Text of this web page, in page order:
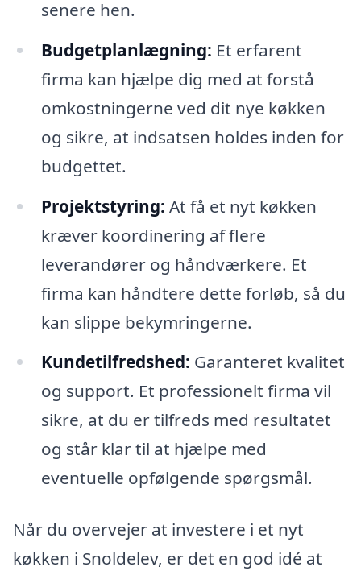
senere hen.
Budgetplanlægning: Et erfarent
firma kan hjælpe dig med at forstå
omkostningerne ved dit nye køkken
og sikre, at indsatsen holdes inden for
budgettet.
Projektstyring: At få et nyt køkken
kræver koordinering af flere
leverandører og håndværkere. Et
firma kan håndtere dette forløb, så du
kan slippe bekymringerne.
Kundetilfredshed: Garanteret kvalitet
og support. Et professionelt firma vil
sikre, at du er tilfreds med resultatet
og står klar til at hjælpe med
eventuelle opfølgende spørgsmål.
Når du overvejer at investere i et nyt
køkken i Snoldelev, er det en god idé at